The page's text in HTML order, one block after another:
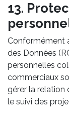
13.
Conformément
des Données
personnelles
commerciaux
gérer la relation
le suivi des